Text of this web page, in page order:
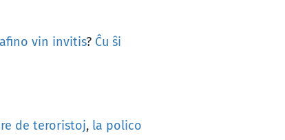
vin invitis? Ĉu ŝi
de teroristoj, la polico